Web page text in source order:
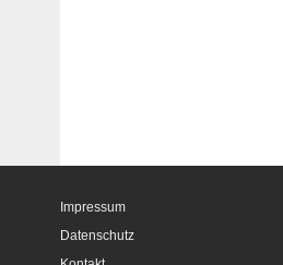
Impressum
Datenschutz